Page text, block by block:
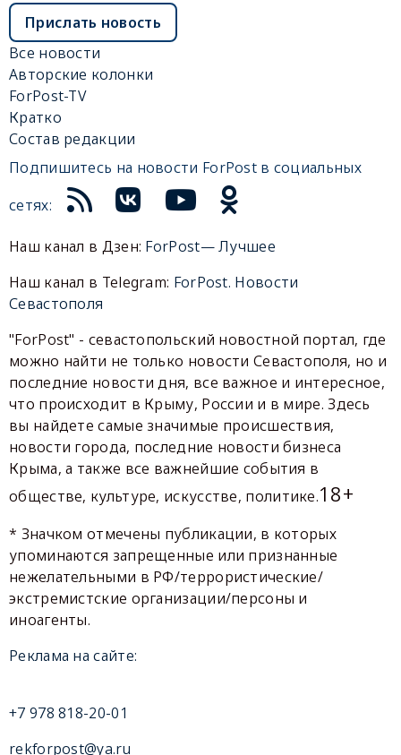
Прислать новость
Все новости
Авторские колонки
ForPost-TV
Кратко
Состав редакции
Подпишитесь на новости ForPost в социальных
сетях:
Наш канал в Дзен: ForPost— Лучшее
Наш канал в Telegram: ForPost. Новости
Севастополя
"ForPost" - севастопольский новостной портал, где
можно найти не только новости Севастополя, но и
последние новости дня, все важное и интересное,
что происходит в Крыму, России и в мире. Здесь
вы найдете самые значимые происшествия,
новости города, последние новости бизнеса
Крыма, а также все важнейшие события в
обществе, культуре, искусстве, политике.18+
* Значком отмечены публикации, в которых
упоминаются запрещенные или признанные
нежелательными в РФ/террористические/
экстремистские организации/персоны и
иноагенты.
Реклама на сайте:
+7 978 818-20-01
rekforpost@ya.ru